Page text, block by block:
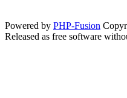
Powered by PHP-Fusion
Released as free software